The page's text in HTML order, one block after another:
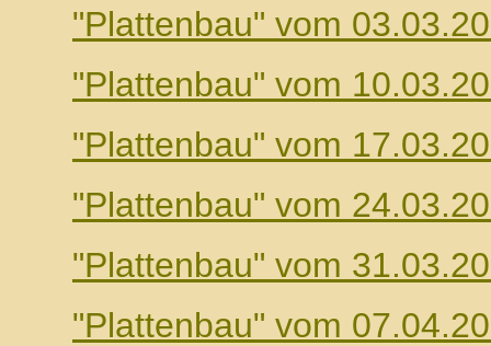
"Plattenbau" vom
"Plattenbau" vom
"Plattenbau" vom
"Plattenbau" vom
"Plattenbau" vom
"Plattenbau" vom